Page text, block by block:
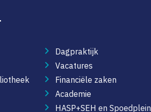
Dagpraktijk
Vacatures
Financiële zaken
Academie
HASP+SEH en Spoedplein